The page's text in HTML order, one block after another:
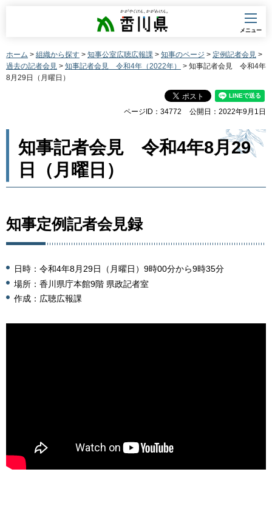
香川県
メニュー
ホーム > 組織から探す > 知事公室広聴広報課 > 知事のページ > 定例記者会見 >
過去の記者会見 > 知事記者会見 令和4年（2022年）
> 知事記者会見 令和4年
8月29日（月曜日）
ページID：34772 公開日：2022年9月1日
知事記者会見 令和4年8月29
日（月曜日）
知事定例記者会見録
日時：令和4年8月29日（月曜日）9時00分から9時35分
場所：香川県庁本館9階 県政記者室
作成：広聴広報課